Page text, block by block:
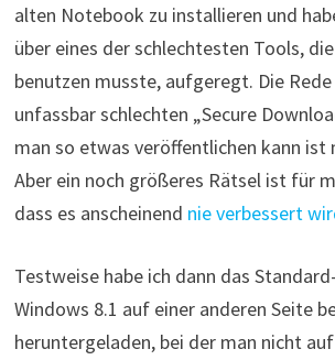
alten Notebook zu installieren und
über eines der schlechtesten Tools,
benutzen musste, aufgeregt. Die
unfassbar schlechten „Secure
man so etwas veröffentlichen kann ist
Aber ein noch größeres Rätsel ist für
dass es anscheinend nie verbessert
Testweise habe ich dann das
Windows 8.1 auf einer anderen Seite
heruntergeladen, bei der man nicht